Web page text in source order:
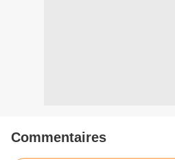
Commentaires